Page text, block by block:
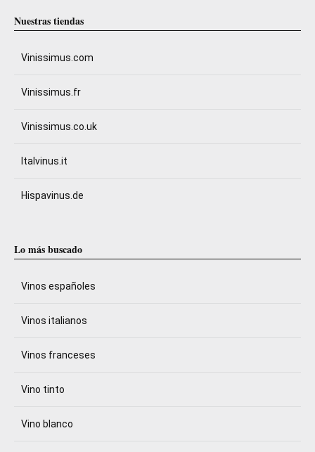
Nuestras tiendas
Vinissimus.com
Vinissimus.fr
Vinissimus.co.uk
Italvinus.it
Hispavinus.de
Lo más buscado
Vinos españoles
Vinos italianos
Vinos franceses
Vino tinto
Vino blanco